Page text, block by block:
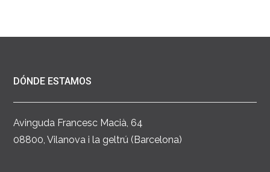
DÓNDE ESTAMOS
Avinguda Francesc Macià, 64
08800, Vilanova i la geltrú (Barcelona)